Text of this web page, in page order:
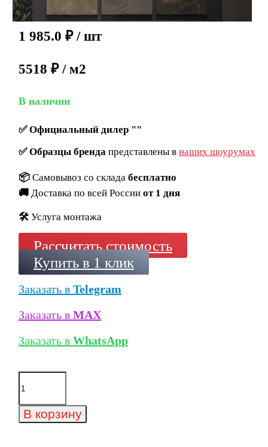
1 985.0 ₽ / шт
5518 ₽ / м2
В наличии
✅Официальный дилер ""
✅Образцы брендапредставлены в наших шоурумах
📦 Самовывоз со склада бесплатно
🚚 Доставка по всей России от 1 дня
🛠️ Услуга монтажа
Рассчитать стоимость
Купить в 1 клик
Заказать в Telegram
Заказать в MAX
Заказать в WhatsApp
Количество
товара
пластина
Lastra
В корзину